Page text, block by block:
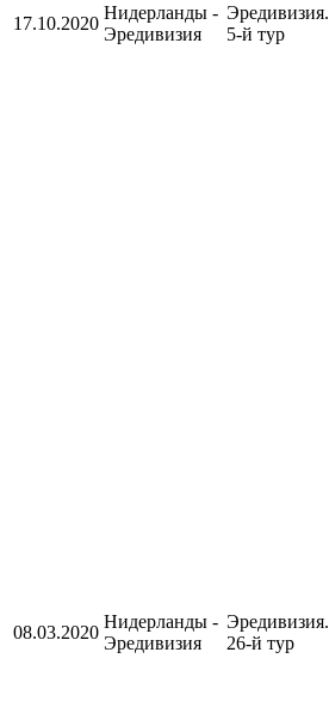
17.10.2020
Нидерланды -
Эредивизия
Эредивизия.
5-й тур
08.03.2020
Нидерланды -
Эредивизия
Эредивизия.
26-й тур